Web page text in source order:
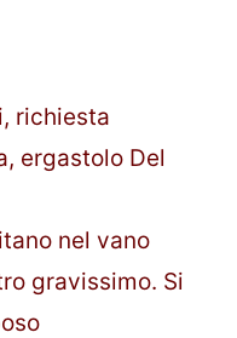
richiesta
ergastolo Del
nel vano
gravissimo. Si